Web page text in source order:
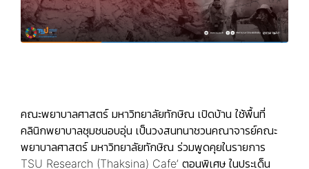
คณะพยาบาลศาสตร์ มหาวิทยาลัยทักษิณ เปิดบ้าน ใช้พื้นที่
คลินิกพยาบาลชุมชนอบอุ่น เป็นวงสนทนาชวนคณาจารย์คณะ
พยาบาลศาสตร์ มหาวิทยาลัยทักษิณ ร่วมพูดคุยในรายการ
TSU Research (Thaksina) Cafe’ ตอนพิเศษ ในประเด็น